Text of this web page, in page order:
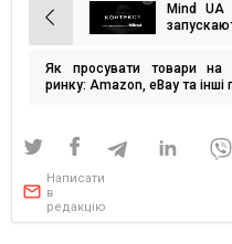
Навігація
записів
Mind UA
Як просувати товари на
ринку: Amazon, eBay та
Написати
в
редакцію